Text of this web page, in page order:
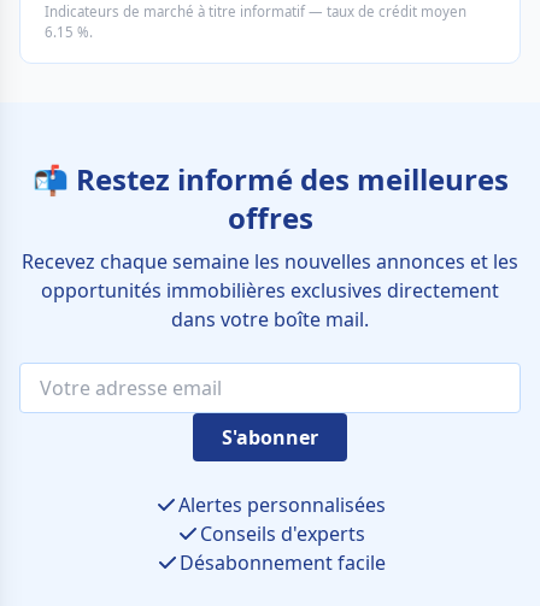
Indicateurs de marché à titre informatif — taux de crédit moyen
6.15 %.
📬 Restez informé des meilleures
offres
Recevez chaque semaine les nouvelles annonces et les
opportunités immobilières exclusives directement
dans votre boîte mail.
S'abonner
Alertes personnalisées
Conseils d'experts
Désabonnement facile